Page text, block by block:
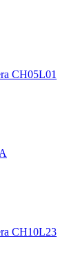
CH05L01
CH10L23